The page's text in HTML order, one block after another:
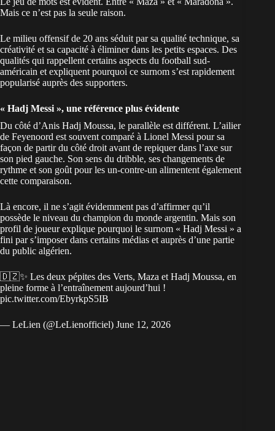
Mais ce n’est pas la seule raison.
Le milieu offensif de 20 ans séduit par sa qualité technique, sa
créativité et sa capacité à éliminer dans les petits espaces. Des
qualités qui rappellent certains aspects du football sud-
américain et expliquent pourquoi ce surnom s’est rapidement
popularisé auprès des supporters.
« Hadj Messi », une référence plus évidente
Du côté d’Anis Hadj Moussa, le parallèle est différent. L’ailier
de Feyenoord est souvent comparé à Lionel Messi pour sa
façon de partir du côté droit avant de repiquer dans l’axe sur
son pied gauche. Son sens du dribble, ses changements de
rythme et son goût pour les un-contre-un alimentent également
cette comparaison.
Là encore, il ne s’agit évidemment pas d’affirmer qu’il
possède le niveau du champion du monde argentin. Mais son
profil de joueur explique pourquoi le surnom « Hadj Messi » a
fini par s’imposer dans certains médias et auprès d’une partie
du public algérien.
🇩🇿✨ Les deux pépites des Verts, Maza et Hadj Moussa, en
pleine forme à l’entraînement aujourd’hui !
pic.twitter.com/EbyrkpS5IB
— LeLien (@LeLienofficiel) June 12, 2026